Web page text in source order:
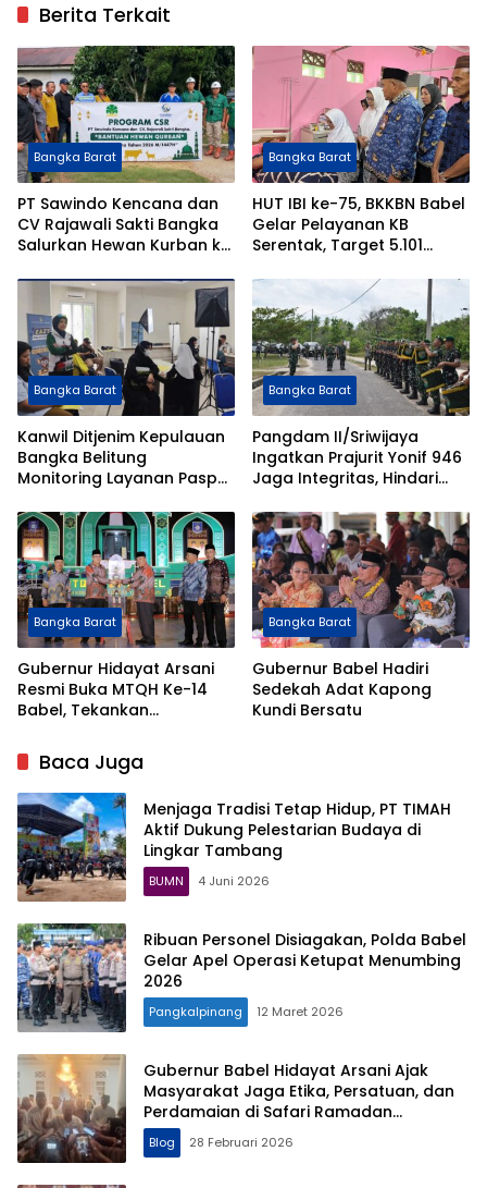
Berita Terkait
Bangka Barat
PT Sawindo Kencana dan
CV Rajawali Sakti Bangka
Salurkan Hewan Kurban ke
dan Bangka
Bangka Barat
HUT IBI ke-75, BKKBN Babel
Gelar Pelayanan KB
Serentak, Target 5.101
Bangka Barat
Kanwil Ditjenim Kepulauan
Bangka Belitung
Monitoring Layanan Paspor
Barat
Bangka Barat
Pangdam II/Sriwijaya
Ingatkan Prajurit Yonif 946
Jaga Integritas, Hindari
Bangka Barat
Gubernur Hidayat Arsani
Resmi Buka MTQH Ke-14
Babel, Tekankan
Keagamaan dan
Kerukunan
Bangka Barat
Gubernur Babel Hadiri
Sedekah Adat Kapong
Kundi Bersatu
Baca Juga
Menjaga Tradisi Tetap Hidup, PT TIMAH
Aktif Dukung Pelestarian Budaya di
Lingkar Tambang
BUMN 4 Juni 2026
Ribuan Personel Disiagakan, Polda Babel
Gelar Apel Operasi Ketupat Menumbing
2026
Pangkalpinang 12 Maret 2026
Gubernur Babel Hidayat Arsani Ajak
Masyarakat Jaga Etika, Persatuan, dan
Perdamaian di Safari Ramadan
Pangkalpinang
Blog 28 Februari 2026